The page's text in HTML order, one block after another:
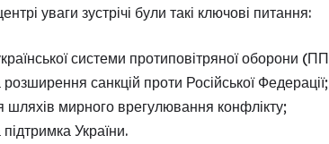
уваги зустрічі були такі ключові питання:
системи протиповітряної оборони
санкцій проти Російської Федерації;
шляхів мирного врегулювання конфлікту;
України.